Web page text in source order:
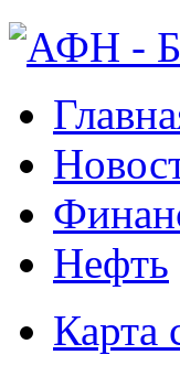
Нефть
Карта